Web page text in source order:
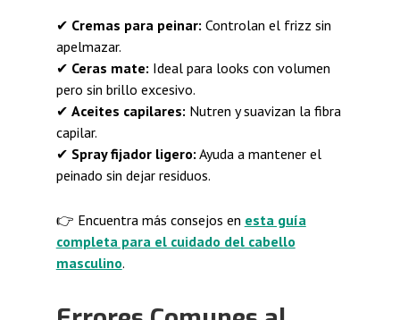
✔ Cremas para peinar: Controlan el frizz sin
apelmazar.
✔ Ceras mate: Ideal para looks con volumen
pero sin brillo excesivo.
✔ Aceites capilares: Nutren y suavizan la fibra
capilar.
✔ Spray fijador ligero: Ayuda a mantener el
peinado sin dejar residuos.
👉 Encuentra más consejos en esta guía
completa para el cuidado del cabello
masculino.